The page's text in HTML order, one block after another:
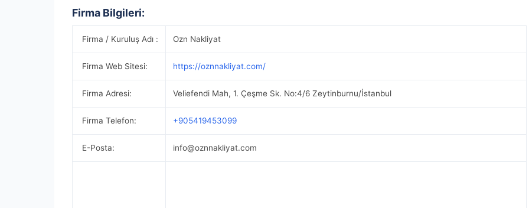
Firma Bilgileri:
Firma / Kuruluş Adı : Ozn Nakliyat
Firma Web Sitesi: https://oznnakliyat.com/
Firma Adresi: Veliefendi Mah, 1. Çeşme Sk. No:4/6 Zeytinburnu/İstanbul
Firma Telefon: +905419453099
E-Posta: info@oznnakliyat.com